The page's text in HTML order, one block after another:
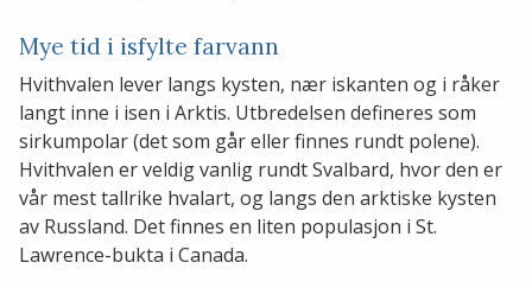
Mye tid i isfylte farvann
Hvithvalen lever langs kysten, nær iskanten og i råker
langt inne i isen i Arktis. Utbredelsen defineres som
sirkumpolar (det som går eller finnes rundt polene).
Hvithvalen er veldig vanlig rundt Svalbard, hvor den er
vår mest tallrike hvalart, og langs den arktiske kysten
av Russland. Det finnes en liten populasjon i St.
Lawrence-bukta i Canada.